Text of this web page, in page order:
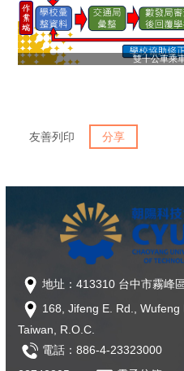
雙十公車乘
友善列印 分享
地址：413310 台中市霧峰
168, Jifeng E. Rd.,
Taiwan, R.O.C.
電話：886-4-23323000